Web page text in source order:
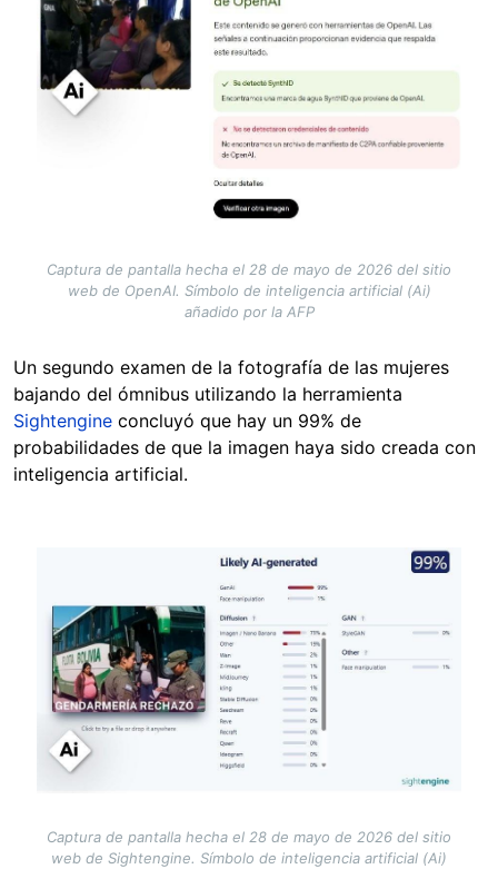
Captura de pantalla hecha el 28 de mayo de 2026 del sitio
web de OpenAI. Símbolo de inteligencia artificial (Ai)
añadido por la AFP
Un segundo examen de la fotografía de las mujeres
bajando del ómnibus utilizando la herramienta
Sightengine concluyó que hay un 99% de
probabilidades de que la imagen haya sido creada con
inteligencia artificial.
Captura de pantalla hecha el 28 de mayo de 2026 del sitio
web de Sightengine. Símbolo de inteligencia artificial (Ai)